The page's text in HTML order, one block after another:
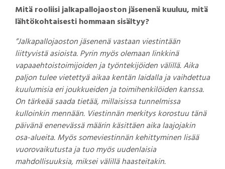
Mitä rooliisi jalkapallojaoston jäsenenä kuuluu, mitä
lähtökohtaisesti hommaan sisältyy?
”Jalkapallojaoston jäsenenä vastaan viestintään
liittyvistä asioista. Pyrin myös olemaan linkkinä
vapaaehtoistoimijoiden ja työntekijöiden välillä. Aika
paljon tulee vietettyä aikaa kentän laidalla ja vaihdettua
kuulumisia eri joukkueiden ja toimihenkilöiden kanssa.
On tärkeää saada tietää, millaisissa tunnelmissa
kulloinkin mennään. Viestinnän merkitys korostuu tänä
päivänä enenevässä määrin käsittäen aika laajojakin
osa-alueita. Myös someviestinnän kehittyminen lisää
vuorovaikutusta ja tuo myös uudenlaisia
mahdollisuuksia, miksei välillä haasteitakin.